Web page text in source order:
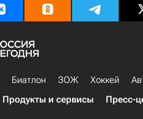
Биатлон ЗОЖ Хоккей
Продукты и сервисы Пресс-